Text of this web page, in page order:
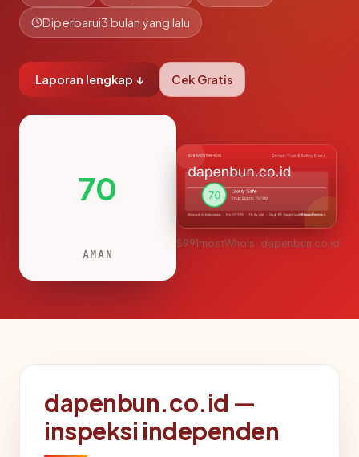
Diperbarui3 bulan yang lalu
Laporan lengkap ↓ Cek Gratis
70
AMAN
S991mostWhois · dapenbun.co.id
dapenbun.co.id —
inspeksi independen